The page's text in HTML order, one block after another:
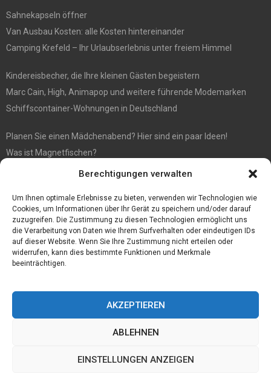
Berechtigungen verwalten
Um Ihnen optimale Erlebnisse zu bieten, verwenden wir Technologien wie
Cookies, um Informationen über Ihr Gerät zu speichern und/oder darauf
zuzugreifen. Die Zustimmung zu diesen Technologien ermöglicht uns
die Verarbeitung von Daten wie Ihrem Surfverhalten oder eindeutigen IDs
auf dieser Website. Wenn Sie Ihre Zustimmung nicht erteilen oder
widerrufen, kann dies bestimmte Funktionen und Merkmale
beeinträchtigen.
AKZEPTIEREN
ABLEHNEN
EINSTELLUNGEN ANZEIGEN
Sahnekapseln öffner
Van Ausbau Kosten: alle Kosten hintereinander
Camping Krefeld – Ihr Urlaubserlebnis unter freiem Himmel
Kindereisbecher, die Ihre kleinen Gästen begeistern
Marc Cain, High, Animapop und weitere führende Modemarken
Schiffscontainer-Wohnungen in Deutschland
Planen Sie einen Mädchenabend? Hier sind ein paar Ideen!
Was ist Magnetfischen?
FIFA 21 FOF PTG Überprüfung
Sport Kort: Chelsea-Trainer pausiert für ein Spiel